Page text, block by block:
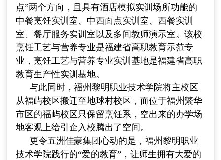
点”两个方向，且具有酒店模拟实训场所功能的
中餐烹饪实训室、中西面点实训室、西餐实训
室、餐厅服务实训室以及多间教师演示室。该校
烹饪工艺与营养专业是福建省高职教育示范专
业，烹饪工艺与营养专业实训基地是福建省高职
教育生产性实训基地。
与此同时，福州黎明职业技术学院将主校区
从福屿校区搬迁至地球村校区，而位于福州繁华
市区的福屿校区只保留烹饪系，空出来的办学场
地客观上给引企入校腾出了空间。
更令五洲佳豪集团心动的是，福州黎明职业
技术学院践行的“爱的教育”，让师生拥有大爱的